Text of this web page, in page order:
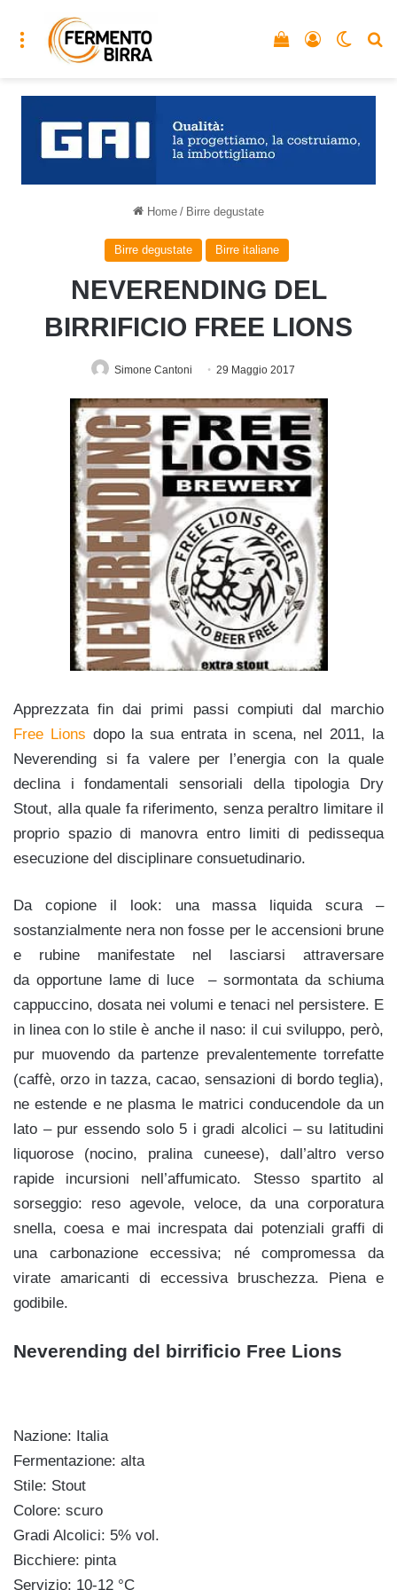
Menu Accedi
Vedi il carrello
Home / Birre degustate
Birre degustate Birre italiane
NEVERENDING DEL
BIRRIFICIO FREE LIONS
Simone Cantoni 29 Maggio 2017
Apprezzata fin dai primi passi compiuti dal marchio
Free Lions dopo la sua entrata in scena, nel 2011, la
Neverending si fa valere per l’energia con la quale
declina i fondamentali sensoriali della tipologia Dry
Stout, alla quale fa riferimento, senza peraltro limitare il
proprio spazio di manovra entro limiti di pedissequa
esecuzione del disciplinare consuetudinario.
Da copione il look: una massa liquida scura –
sostanzialmente nera non fosse per le accensioni brune
e rubine manifestate nel lasciarsi attraversare
da opportune lame di luce – sormontata da schiuma
cappuccino, dosata nei volumi e tenaci nel persistere. E
in linea con lo stile è anche il naso: il cui sviluppo, però,
pur muovendo da partenze prevalentemente torrefatte
(caffè, orzo in tazza, cacao, sensazioni di bordo teglia),
ne estende e ne plasma le matrici conducendole da un
lato – pur essendo solo 5 i gradi alcolici – su latitudini
liquorose (nocino, pralina cuneese), dall’altro verso
rapide incursioni nell’affumicato. Stesso spartito al
sorseggio: reso agevole, veloce, da una corporatura
snella, coesa e mai increspata dai potenziali graffi di
una carbonazione eccessiva; né compromessa da
virate amaricanti di eccessiva bruschezza. Piena e
godibile.
Neverending del birrificio Free Lions
Nazione: Italia
Fermentazione: alta
Stile: Stout
Colore: scuro
Gradi Alcolici: 5% vol.
Bicchiere: pinta
Servizio: 10-12 °C